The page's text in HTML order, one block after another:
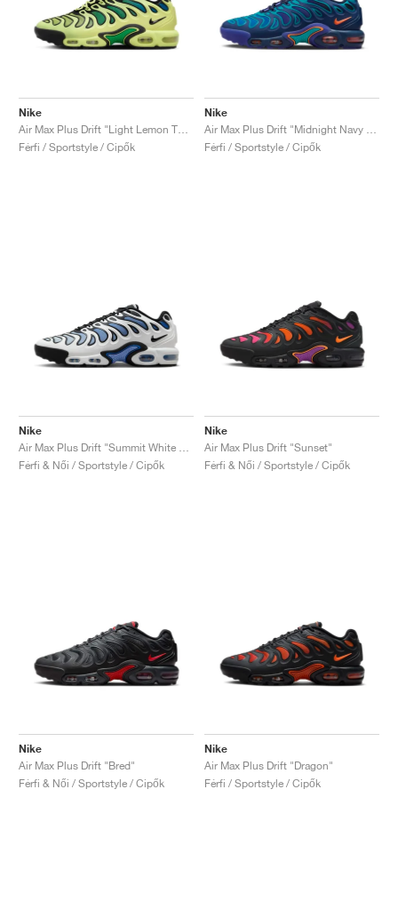
Nike
Férfi / Sportstyle / Cipők
Nike
Férfi / Sportstyle / Cipők
Nike
Férfi & Női / Sportstyle / Cipők
Nike
Air Max Plus Drift "Sunset"
Férfi & Női / Sportstyle / Cipők
Nike
Air Max Plus Drift "Bred"
Férfi & Női / Sportstyle / Cipők
Nike
Air Max Plus Drift "Dragon"
Férfi / Sportstyle / Cipők